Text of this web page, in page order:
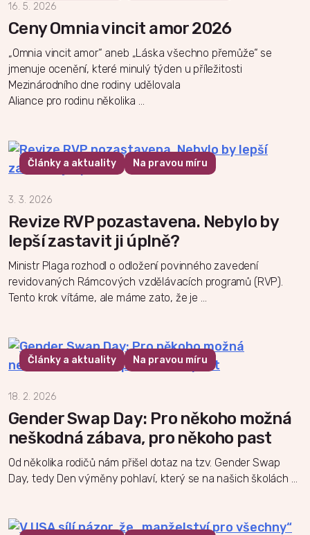
Ceny Omnia vincit amor 2026
16. 5. 2026
„Omnia vincit amor“ aneb „Láska všechno přemůže“ se
jmenuje ocenění, které minulý týden u příležitosti
Mezinárodního dne rodiny udělovala
Aliance pro rodinu několika …
Revize RVP pozastavena. Nebylo by
lepší zastavit ji úplně?
3. 3. 2026
Články a aktuality Na pravou míru
Ministr Plaga rozhodl o odložení povinného zavedení
revidovaných Rámcových vzdělávacích programů (RVP).
Tento krok vítáme, ale máme zato, že je …
Gender Swap Day: Pro někoho možná
neškodná zábava, pro někoho past
18. 2. 2026
Články a aktuality Na pravou míru
Od několika rodičů nám přišel dotaz na tzv. Gender Swap
Day, tedy Den výměny pohlaví, který se na našich školách …